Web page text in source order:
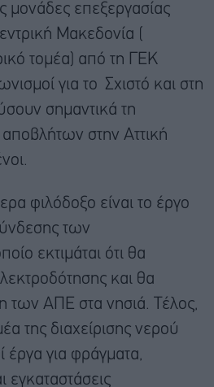
μονάδες επεξεργασίας
Μακεδονία (
τομέα) από τη ΓΕΚ
για το Σχιστό και στη
σημαντικά τη
στην Αττική
φιλόδοξο είναι το έργο
των
εκτιμάται ότι θα
και θα
των ΑΠΕ στα νησιά. Τέλος,
της διαχείρισης νερού
έργα για φράγματα,
εγκαταστάσεις